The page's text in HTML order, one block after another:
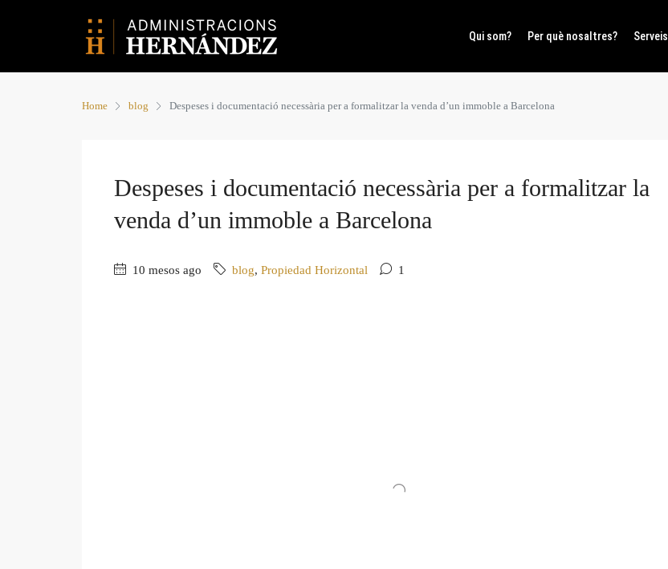
Qui som? Per què nosaltres? Serveis
Home blog Despeses i documentació necessària per a formalitzar la venda d’un immoble a Barcelona
Despeses i documentació necessària per a formalitzar la
venda d’un immoble a Barcelona
10 mesos ago blog, Propiedad Horizontal 1